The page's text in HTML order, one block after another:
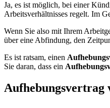
Ja, es ist möglich, bei einer
Arbeitsverhältnisses regelt. Im
Wenn Sie also mit Ihrem
über eine Abfindung, den
Es ist ratsam, einen
Sie daran, dass ein